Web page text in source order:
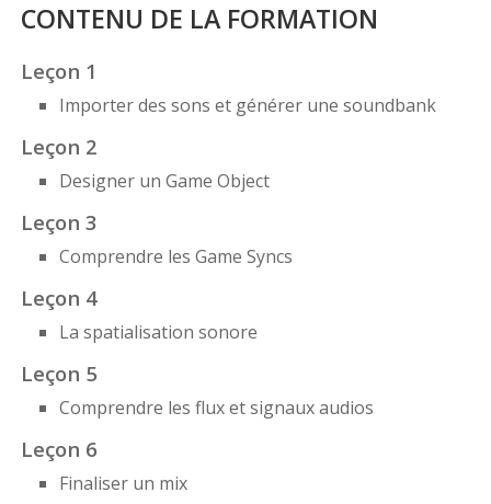
CONTENU DE LA FORMATION
Leçon 1
Importer des sons et générer une soundbank
Leçon 2
Designer un Game Object
Leçon 3
Comprendre les Game Syncs
Leçon 4
La spatialisation sonore
Leçon 5
Comprendre les flux et signaux audios
Leçon 6
Finaliser un mix